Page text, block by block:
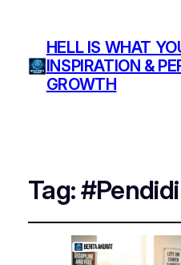
HELL IS WHAT
INSPIRATION &
GROWTH
Tag: